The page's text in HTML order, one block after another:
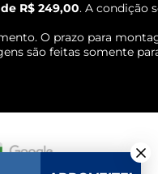
R$ 249,00. A condição
O prazo para
são feitas somente